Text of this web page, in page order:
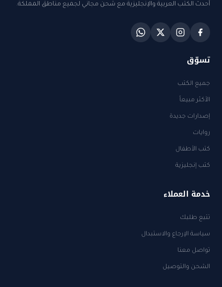
أحدث الكتب العربية والإنجليزية مع شحن مجاني لجميع مناطق المملكة.
تسوّق
جميع الكتب
الأكثر مبيعاً
إصدارات جديدة
روايات
كتب الأطفال
كتب إنجليزية
خدمة العملاء
تتبع طلبك
سياسة الإرجاع والاستبدال
تواصل معنا
الشحن والتوصيل